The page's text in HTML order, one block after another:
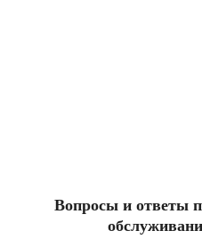
Вопросы и ответы